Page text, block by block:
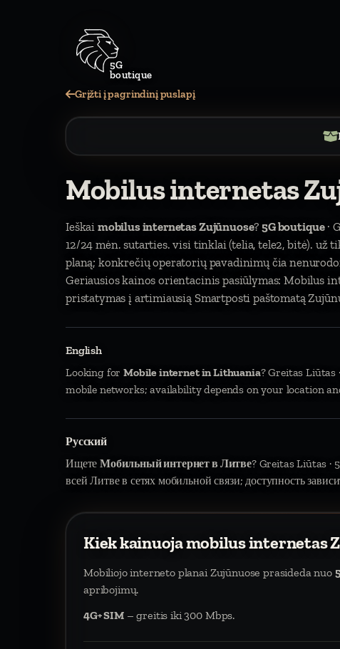
5G
boutique
Grįžti į pagrindinį puslapį
Mobilus internetas
Ieškai mobilus internetas Zujūnuose?5G boutique·
12/24 mėn. sutarties. visi tinklai (telia, tele2, bitė).
planą; konkrečių operatorių pavadinimų čia
Geriausios kainos orientacinis pasiūlymas: Mobilus
pristatymas į artimiausią Smartposti paštomatą
English
Looking forMobile internet in Lithuania? Greitas Liūtas
mobile networks; availability depends on your location
Русский
ИщетеМобильный интернет в Литве? Greitas Liūtas ·
всей Литве в сетях мобильной связи; доступность
Kiek kainuoja mobilus internetas
Mobiliojo interneto planai Zujūnuose prasideda nuo
apribojimų.
4G+ SIM– greitis iki 300 Mbps.